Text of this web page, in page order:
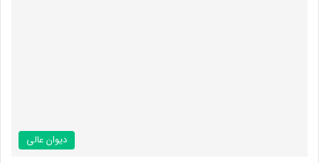
دیوان عالی